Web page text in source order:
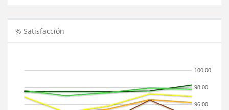
% Satisfacción
96.00
98.00
100.00